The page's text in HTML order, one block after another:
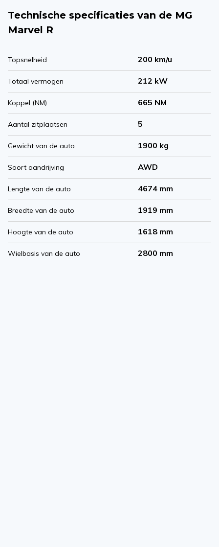
Technische specificaties van de MG
Marvel R
Topsnelheid 200 km/u
Totaal vermogen 212 kW
Koppel (NM) 665 NM
Aantal zitplaatsen 5
Gewicht van de auto 1900 kg
Soort aandrijving AWD
Lengte van de auto 4674 mm
Breedte van de auto 1919 mm
Hoogte van de auto 1618 mm
Wielbasis van de auto 2800 mm